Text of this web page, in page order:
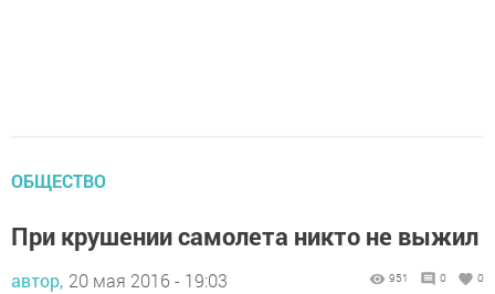
ОБЩЕСТВО
При крушении самолета никто не выжил
автор, 20 мая 2016 - 19:03 951 0 0